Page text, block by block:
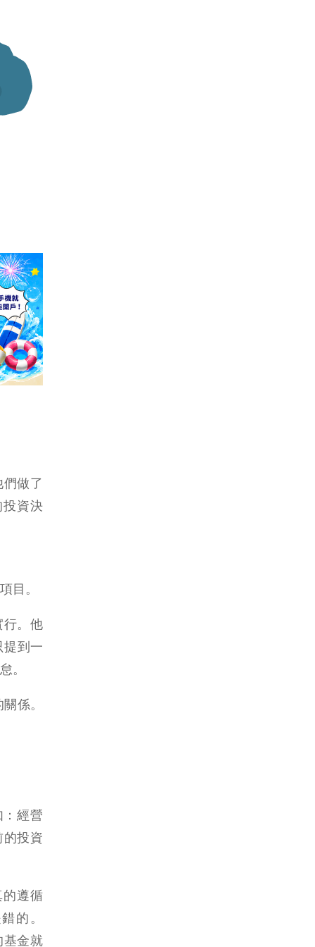
做了
資決
目。
行。他
提到一
。
係。
經營
的投資
的遵循
的。
基金就